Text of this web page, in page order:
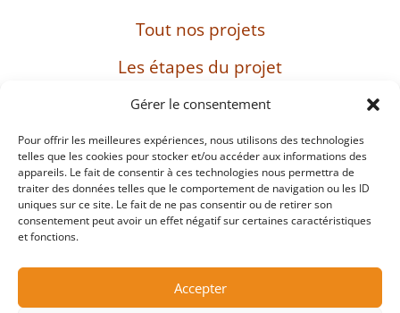
Gérer le consentement
Pour offrir les meilleures expériences, nous utilisons des technologies
telles que les cookies pour stocker et/ou accéder aux informations des
appareils. Le fait de consentir à ces technologies nous permettra de
traiter des données telles que le comportement de navigation ou les ID
uniques sur ce site. Le fait de ne pas consentir ou de retirer son
consentement peut avoir un effet négatif sur certaines caractéristiques
et fonctions.
Accepter
Tout nos projets
Les étapes du projet
L’entreprise
SIRET : 482 897 469 00037 – Capital : 8 000 euros
– TVA intracommunautaire : FR38482897469
Protection des données personnelles et cookies